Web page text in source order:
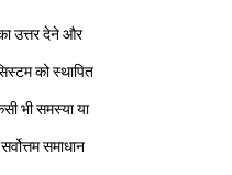
उत्तर देने और
को स्थापित
भी समस्या या
समाधान